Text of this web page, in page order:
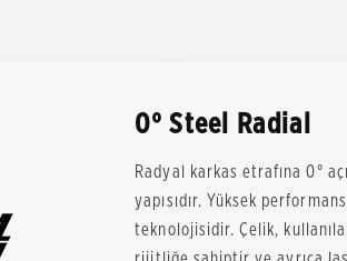
0° Steel Radial
yapısıdır. Yüksek
teknolojisidir. Çelik,
rijitliğe sahiptir ve ayrıca